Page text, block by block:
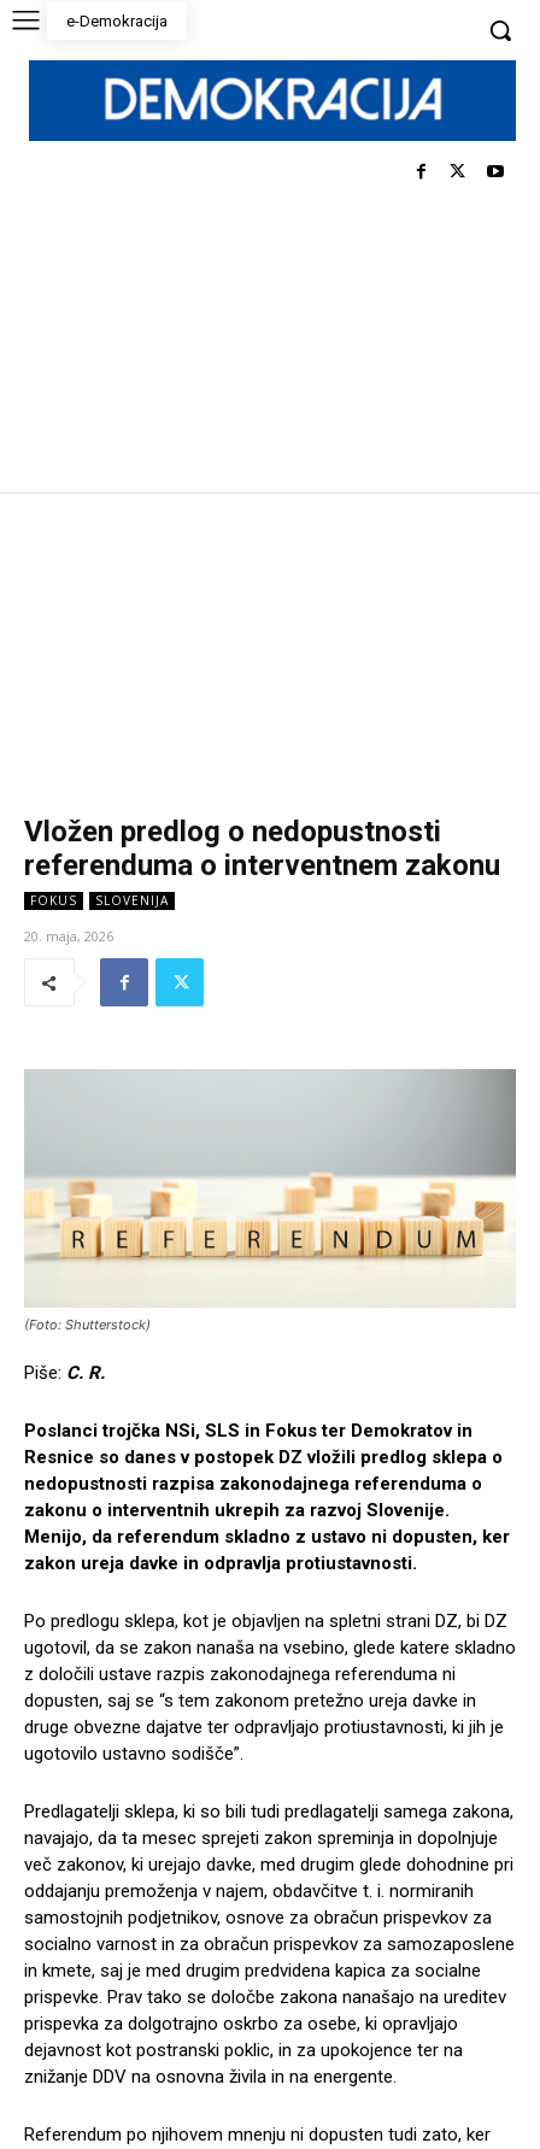
e-Demokracija
Vložen predlog o nedopustnosti
referenduma o interventnem zakonu
FOKUS SLOVENIJA
20. maja, 2026
(Foto: Shutterstock)
Piše: C. R.
Poslanci trojčka NSi, SLS in Fokus ter Demokratov in
Resnice so danes v postopek DZ vložili predlog sklepa o
nedopustnosti razpisa zakonodajnega referenduma o
zakonu o interventnih ukrepih za razvoj Slovenije.
Menijo, da referendum skladno z ustavo ni dopusten, ker
zakon ureja davke in odpravlja protiustavnosti.
Po predlogu sklepa, kot je objavljen na spletni strani DZ, bi DZ
ugotovil, da se zakon nanaša na vsebino, glede katere skladno
z določili ustave razpis zakonodajnega referenduma ni
dopusten, saj se “s tem zakonom pretežno ureja davke in
druge obvezne dajatve ter odpravljajo protiustavnosti, ki jih je
ugotovilo ustavno sodišče”.
Predlagatelji sklepa, ki so bili tudi predlagatelji samega zakona,
navajajo, da ta mesec sprejeti zakon spreminja in dopolnjuje
več zakonov, ki urejajo davke, med drugim glede dohodnine pri
oddajanju premoženja v najem, obdavčitve t. i. normiranih
samostojnih podjetnikov, osnove za obračun prispevkov za
socialno varnost in za obračun prispevkov za samozaposlene
in kmete, saj je med drugim predvidena kapica za socialne
prispevke. Prav tako se določbe zakona nanašajo na ureditev
prispevka za dolgotrajno oskrbo za osebe, ki opravljajo
dejavnost kot postranski poklic, in za upokojence ter na
znižanje DDV na osnovna živila in na energente.
Referendum po njihovem mnenju ni dopusten tudi zato, ker